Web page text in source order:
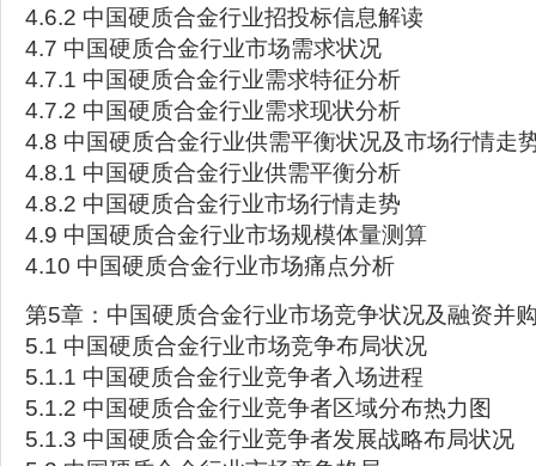
4.6.2 中国硬质合金行业招投标信息解读
4.7 中国硬质合金行业市场需求状况
4.7.1 中国硬质合金行业需求特征分析
4.7.2 中国硬质合金行业需求现状分析
4.8 中国硬质合金行业供需平衡状况及市场行情走
4.8.1 中国硬质合金行业供需平衡分析
4.8.2 中国硬质合金行业市场行情走势
4.9 中国硬质合金行业市场规模体量测算
4.10 中国硬质合金行业市场痛点分析
第5章：中国硬质合金行业市场竞争状况及融资并
5.1 中国硬质合金行业市场竞争布局状况
5.1.1 中国硬质合金行业竞争者入场进程
5.1.2 中国硬质合金行业竞争者区域分布热力图
5.1.3 中国硬质合金行业竞争者发展战略布局状况